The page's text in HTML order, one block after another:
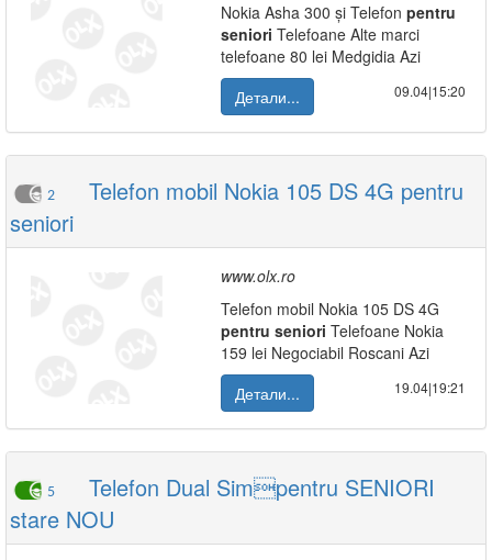
Nokia Asha 300 și Telefon pentru
seniori Telefoane Alte marci
telefoane 80 lei Medgidia Azi
Детали...
09.04|15:20
2
Telefon mobil Nokia 105 DS 4G pentru
seniori
www.olx.ro
Telefon mobil Nokia 105 DS 4G
pentru seniori Telefoane Nokia
159 lei Negociabil Roscani Azi
Детали...
19.04|19:21
5
Telefon Dual Simpentru SENIORI
stare NOU